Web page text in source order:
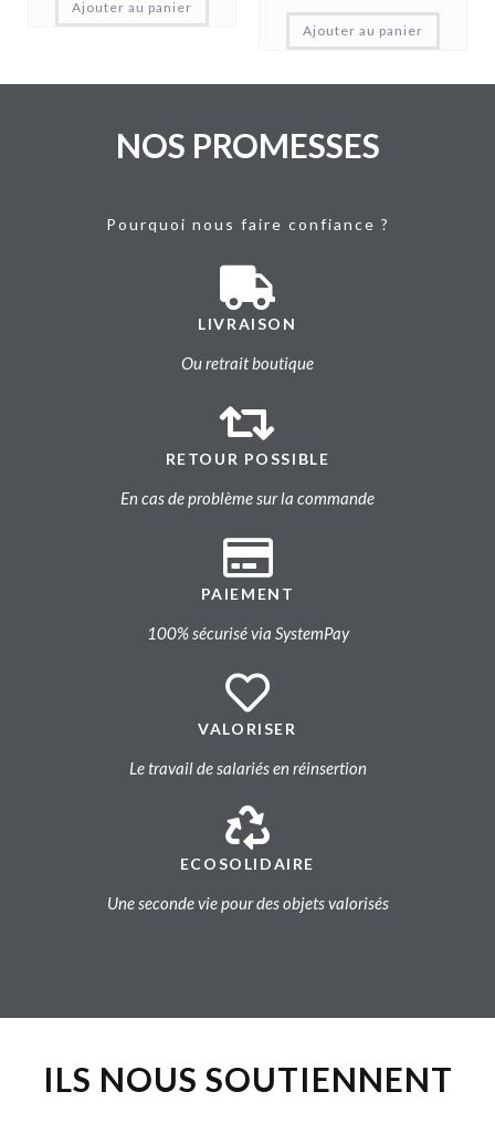
Ajouter au panier
Ajouter au panier
NOS PROMESSES
Pourquoi nous faire confiance ?
LIVRAISON
Ou retrait boutique
RETOUR POSSIBLE
En cas de problème sur la commande
PAIEMENT
100% sécurisé via SystemPay
VALORISER
Le travail de salariés en réinsertion
ECOSOLIDAIRE
Une seconde vie pour des objets valorisés
ILS NOUS SOUTIENNENT